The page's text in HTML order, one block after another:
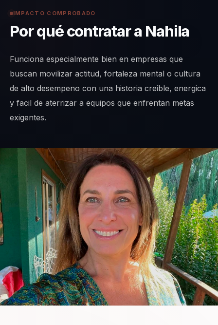
IMPACTO COMPROBADO
Por qué contratar a Nahila
Funciona especialmente bien en empresas que
buscan movilizar actitud, fortaleza mental o cultura
de alto desempeno con una historia creible, energica
y facil de aterrizar a equipos que enfrentan metas
exigentes.